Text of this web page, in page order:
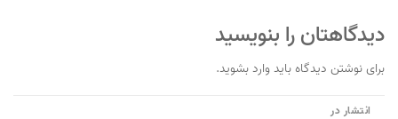
دیدگاهتان را بنویسید
برای نوشتن دیدگاه بایدوارد بشوید.
انتشار در